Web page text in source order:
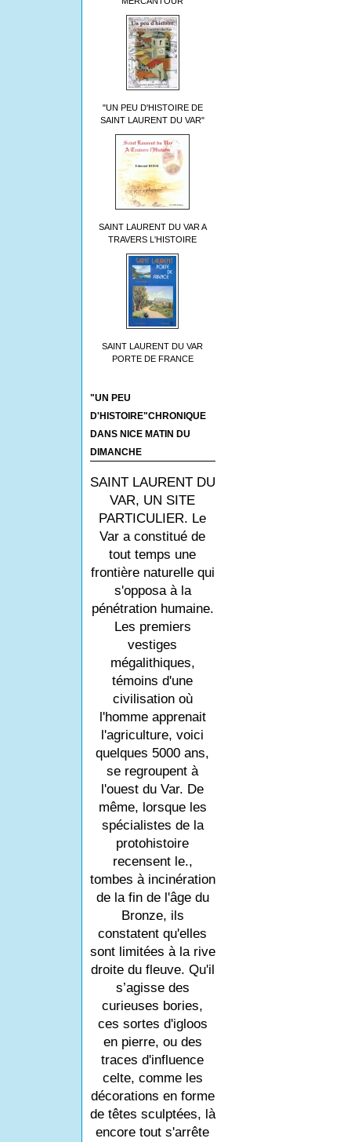
"UN PEU D'HISTOIRE DE
SAINT LAURENT DU VAR"
SAINT LAURENT DU VAR A
TRAVERS L'HISTOIRE
SAINT LAURENT DU VAR
PORTE DE FRANCE
"UN PEU
D'HISTOIRE"CHRONIQUE
DANS NICE MATIN DU
DIMANCHE
SAINT LAURENT DU
VAR, UN SITE
PARTICULIER. Le
Var a constitué de
tout temps une
frontière naturelle qui
s'opposa à la
pénétration humaine.
Les premiers
vestiges
mégalithiques,
témoins d'une
civilisation où
l'homme apprenait
l'agriculture, voici
quelques 5000 ans,
se regroupent à
l'ouest du Var. De
même, lorsque les
spécialistes de la
protohistoire
recensent le.,
tombes à incinération
de la fin de l'âge du
Bronze, ils
constatent qu'elles
sont limitées à la rive
droite du fleuve. Qu'il
s’agisse des
curieuses bories,
ces sortes d'igloos
en pierre, ou des
traces d'influence
celte, comme les
décorations en forme
de têtes sculptées, là
encore tout s'arrête